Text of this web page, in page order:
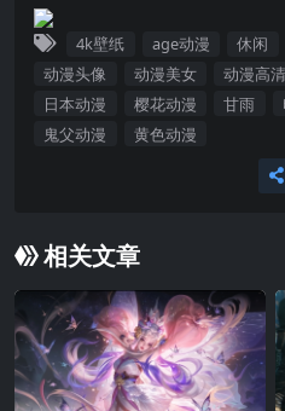
4k壁纸 age动漫 休闲
动漫头像
动漫美女 动漫高
日本动漫
樱花动漫 甘雨
鬼父动漫
黄色动漫
相关文章